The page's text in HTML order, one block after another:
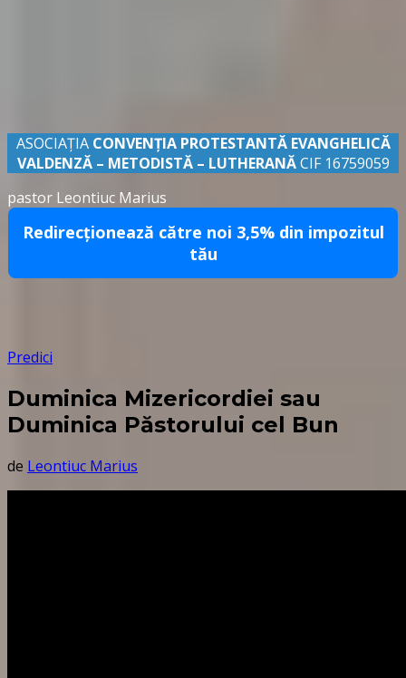
ASOCIAȚIA CONVENŢIA PROTESTANTĂ EVANGHELICĂ
VALDENZĂ – METODISTĂ – LUTHERANĂCIF 16759059
pastor Leontiuc Marius
Redirecționează către noi 3,5% din impozitul
tău
Predici
Duminica Mizericordiei sau
Duminica Păstorului cel Bun
de Leontiuc Marius